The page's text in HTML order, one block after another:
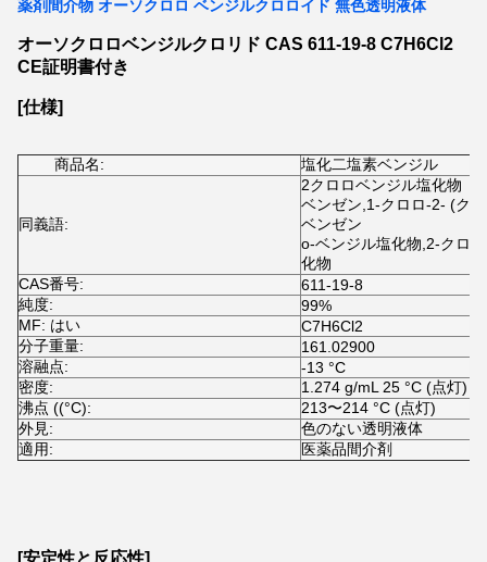
薬剤間介物 オーソクロロ ベンジルクロロイド 無色透明液体
オーソクロロベンジルクロリド CAS 611-19-8 C7H6Cl2
CE証明書付き
[仕様]
商品名: 塩化二塩素ベンジル
同義語:
2クロロベンジル塩化物
ベンゼン,1-クロロ-2- (ク
ベンゼン
o-ベンジル塩化物,2-クロ
化物
CAS番号:
611-19-8
純度:
99%
MF: はい
C7H6Cl2
分子重量:
161.02900
溶融点:
-13 °C
密度:
1.274 g/mL 25 °C (点灯) で
沸点 ((°C):
213〜214 °C (点灯)
外見:
色のない透明液体
適用:
医薬品間介剤
[安定性と反応性]